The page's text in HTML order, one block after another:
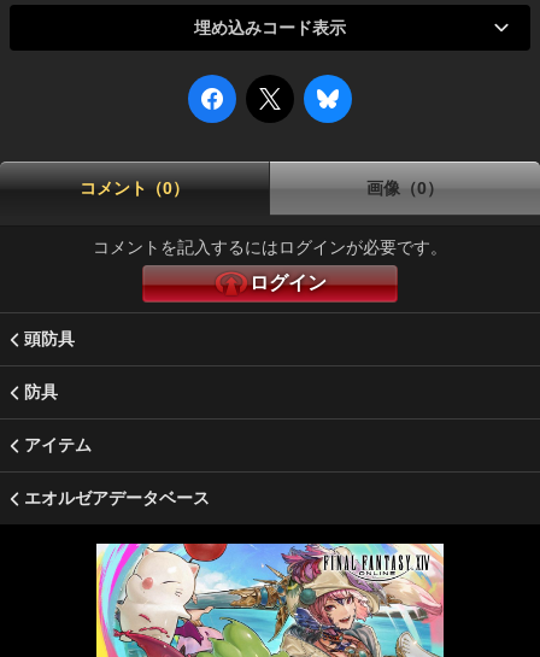
埋め込みコード表示
コメント（0） 画像（0）
コメントを記入するにはログインが必要です。
ログイン
頭防具
防具
アイテム
エオルゼアデータベース